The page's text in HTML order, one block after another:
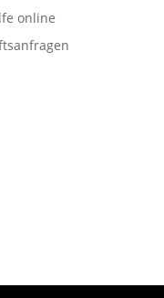
online